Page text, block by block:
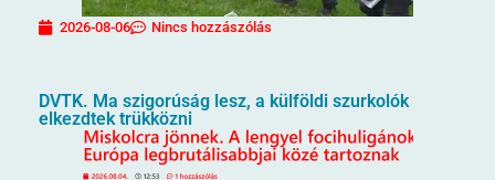
2026-08-06 Nincs hozzászólás
DVTK. Ma szigorúság lesz, a külföldi szurkolók
elkezdtek trükközni